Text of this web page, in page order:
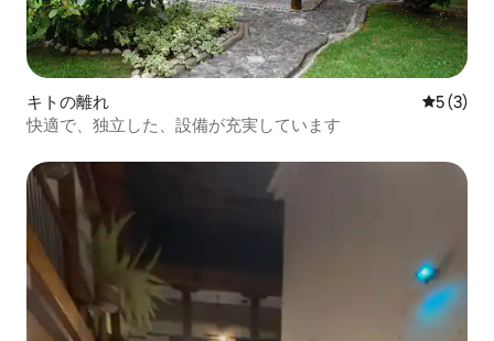
キトの離れ レビュー
5 (3)
快適で、独立した、設備が充実しています